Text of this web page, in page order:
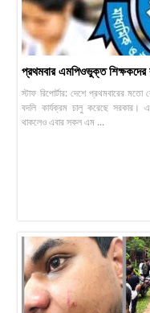
প্রথমবার এমপিওভুক্ত শিক্ষকদের
স্টাফ রিপোর্টার: দেশে প্রথমবারের
বদলি কার্যক্রম চালু করেছে সরকার।
থাকলেও এবার সকল এম ...